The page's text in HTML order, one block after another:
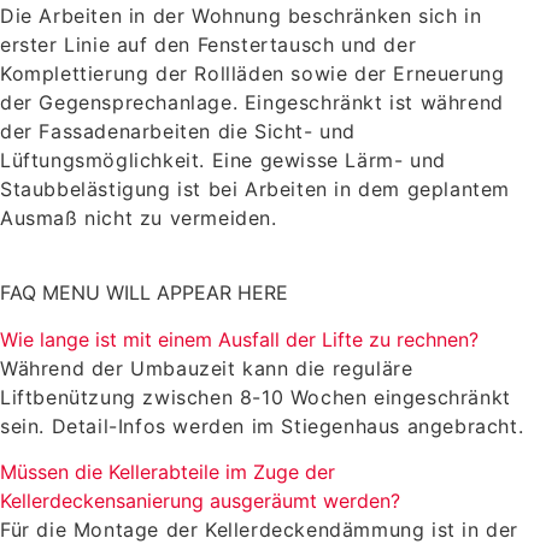
Die Arbeiten in der Wohnung beschränken sich in
erster Linie auf den Fenstertausch und der
Komplettierung der Rollläden sowie der Erneuerung
der Gegensprechanlage. Eingeschränkt ist während
der Fassadenarbeiten die Sicht- und
Lüftungsmöglichkeit. Eine gewisse Lärm- und
Staubbelästigung ist bei Arbeiten in dem geplantem
Ausmaß nicht zu vermeiden.
FAQ MENU WILL APPEAR HERE
Wie lange ist mit einem Ausfall der Lifte zu rechnen?
Während der Umbauzeit kann die reguläre
Liftbenützung zwischen 8-10 Wochen eingeschränkt
sein. Detail-Infos werden im Stiegenhaus angebracht.
Müssen die Kellerabteile im Zuge der
Kellerdeckensanierung ausgeräumt werden?
Für die Montage der Kellerdeckendämmung ist in der